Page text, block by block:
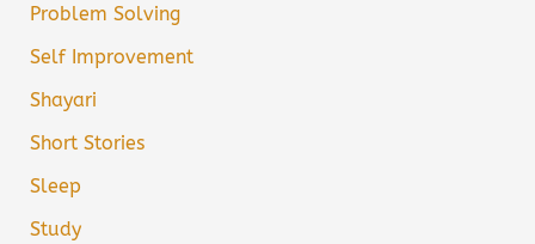
Problem Solving
Self Improvement
Shayari
Short Stories
Sleep
Study